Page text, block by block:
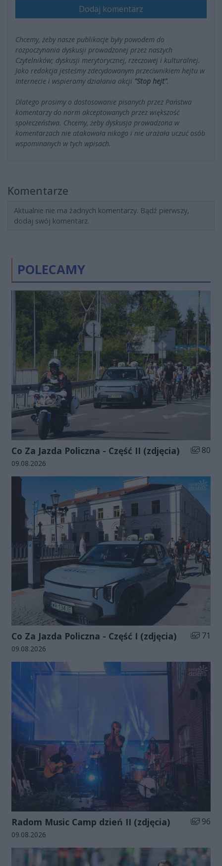
Dodaj komentarz
Chcemy, żeby nasze publikacje były powodem do
rozpoczynania dyskusji prowadzonej przez naszych
Czytelników; dyskusji merytorycznej, rzeczowej i kulturalnej.
Jako redakcja jesteśmy zdecydowanym przeciwnikiem hejtu w
Internecie i wspieramy działania akcji "Stop hejt".
Dlatego prosimy o dostosowanie pisanych przez Państwa
komentarzy do norm akceptowanych przez większość
społeczeństwa. Chcemy, żeby dyskusja prowadzona w
komentarzach nie atakowała nikogo i nie urażała uczuć osób
wspominanych w tych wpisach.
Komentarze
Aktualnie nie ma żadnych komentarzy. Bądź pierwszy,
dodaj swój komentarz.
POLECAMY
Co Za Jazda Policzna - Część II (zdjęcia) Liczba
80
Data dodania galerii:
09.08.2026
Co Za Jazda Policzna - Część I (zdjęcia) Liczba
71
Data dodania galerii:
09.08.2026
Radom Music Camp dzień II (zdjęcia) Liczba
96
Data dodania galerii:
09.08.2026